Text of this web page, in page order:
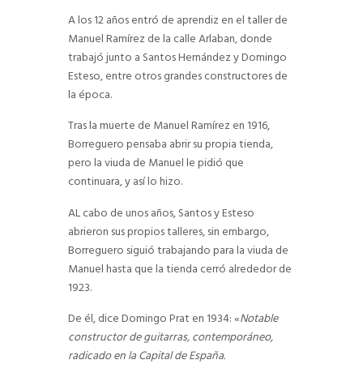
A los 12 años entró de aprendiz en el taller de
Manuel Ramírez de la calle Arlaban, donde
trabajó junto a Santos Hernández y Domingo
Esteso, entre otros grandes constructores de
la época.
Tras la muerte de Manuel Ramírez en 1916,
Borreguero pensaba abrir su propia tienda,
pero la viuda de Manuel le pidió que
continuara, y así lo hizo.
AL cabo de unos años, Santos y Esteso
abrieron sus propios talleres, sin embargo,
Borreguero siguió trabajando para la viuda de
Manuel hasta que la tienda cerró alrededor de
1923.
De él, dice Domingo Prat en 1934: «Notable
constructor de guitarras, contemporáneo,
radicado en la Capital de España.